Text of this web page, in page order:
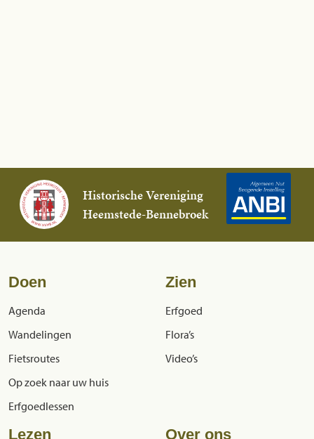
Historische Vereniging
Heemstede-Bennebroek
Doen
Agenda
Wandelingen
Fietsroutes
Op zoek naar uw huis
Erfgoedlessen
Zien
Erfgoed
Flora’s
Video’s
Lezen Over ons